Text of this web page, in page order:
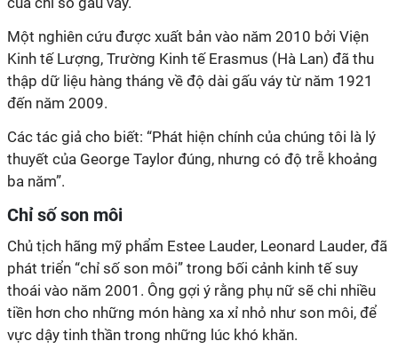
Một nghiên cứu được xuất bản vào năm 2010 bởi Viện
Kinh tế Lượng, Trường Kinh tế Erasmus (Hà Lan) đã thu
thập dữ liệu hàng tháng về độ dài gấu váy từ năm 1921
đến năm 2009.
Các tác giả cho biết: “Phát hiện chính của chúng tôi là lý
thuyết của George Taylor đúng, nhưng có độ trễ khoảng
ba năm”.
Chỉ số son môi
Chủ tịch hãng mỹ phẩm Estee Lauder, Leonard Lauder, đã
phát triển “chỉ số son môi” trong bối cảnh kinh tế suy
thoái vào năm 2001. Ông gợi ý rằng phụ nữ sẽ chi nhiều
tiền hơn cho những món hàng xa xỉ nhỏ như son môi, để
vực dậy tinh thần trong những lúc khó khăn.